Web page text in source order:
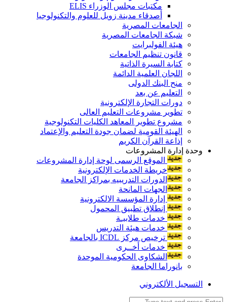
مكتبات مجلس الوزراء ELIS
أصدقاء مدينة زويل للعلوم والتكنولوجيا
الجامعات المصرية
شبكة الجامعات المصرية
هيئة الفولبرايت
قانون تنظيم الجامعات
كتابة السيرة الذاتية
اللجان العلمية الدائمة
منح البنك الدولى
التعليم عن بعد
دورات التجارة الإلكترونية
تطوير مشروعات التعليم العالى
مشروع تطوير المعاهد الكليات التكنولوجية
الهيئة القومية لضمان جودة التعليم والإعتماد
إذاعة القرآن الكريم
وحدة إدارة المشروعات
الموقع الرسمى لوحة إدارة المشروعات
خريطة الخدمات الإلكترونية
الدورات التدريبيه بمراكز الجامعة
الجهات المانحة
إدارة المؤسسة الالكترونية
إنطلاق تطبيق المحمول
خدمات طلابيـة
خدمات هيئة التدريس
ترخيص مركز ICDL بالجامعة
خدمات أخــرى
الشكاوى الحكومية الموحدة
بانوراما الجامعة
التسجيل الألكتروني